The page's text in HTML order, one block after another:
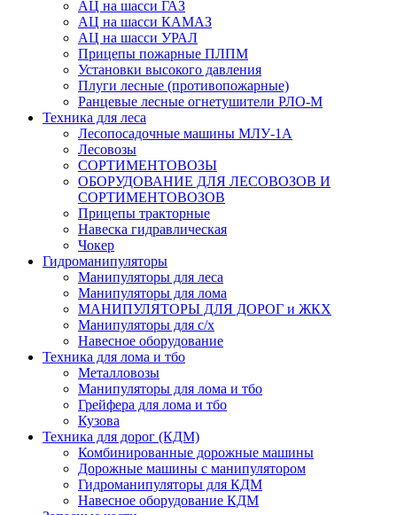
АЦ на шасси ГАЗ
АЦ на шасси КАМАЗ
АЦ на шасси УРАЛ
Прицепы пожарные ПЛПМ
Установки высокого давления
Плуги лесные (противопожарные)
Ранцевые лесные огнетушители РЛО-М
Техника для леса
Лесопосадочные машины МЛУ-1А
Лесовозы
СОРТИМЕНТОВОЗЫ
ОБОРУДОВАНИЕ ДЛЯ ЛЕСОВОЗОВ И
СОРТИМЕНТОВОЗОВ
Прицепы тракторные
Навеска гидравлическая
Чокер
Гидроманипуляторы
Манипуляторы для леса
Манипуляторы для лома
МАНИПУЛЯТОРЫ ДЛЯ ДОРОГ и ЖКХ
Манипуляторы для с/х
Навесное оборудование
Техника для лома и тбо
Металловозы
Манипуляторы для лома и тбо
Грейфера для лома и тбо
Кузова
Техника для дорог (КДМ)
Комбинированные дорожные машины
Дорожные машины с манипулятором
Гидроманипуляторы для КДМ
Навесное оборудование КДМ